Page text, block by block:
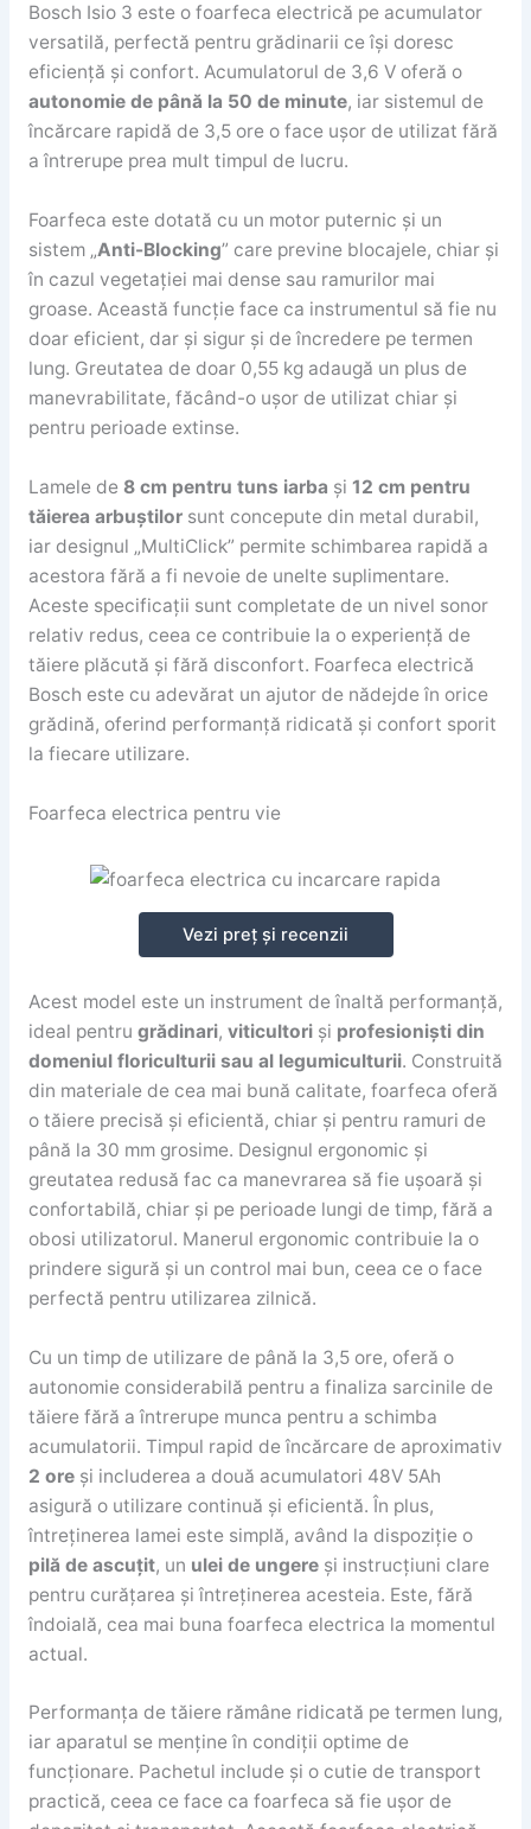
Bosch Isio 3 este o foarfeca electrică pe acumulator
versatilă, perfectă pentru grădinarii ce își doresc
eficiență și confort. Acumulatorul de 3,6 V oferă o
autonomie de până la 50 de minute, iar sistemul de
încărcare rapidă de 3,5 ore o face ușor de utilizat fără
a întrerupe prea mult timpul de lucru.
Foarfeca este dotată cu un motor puternic și un
sistem „Anti-Blocking” care previne blocajele, chiar și
în cazul vegetației mai dense sau ramurilor mai
groase. Această funcție face ca instrumentul să fie nu
doar eficient, dar și sigur și de încredere pe termen
lung. Greutatea de doar 0,55 kg adaugă un plus de
manevrabilitate, făcând-o ușor de utilizat chiar și
pentru perioade extinse.
Lamele de 8 cm pentru tuns iarba și 12 cm pentru
tăierea arbuștilorsunt concepute din metal durabil,
iar designul „MultiClick” permite schimbarea rapidă a
acestora fără a fi nevoie de unelte suplimentare.
Aceste specificații sunt completate de un nivel sonor
relativ redus, ceea ce contribuie la o experiență de
tăiere plăcută și fără disconfort. Foarfeca electrică
Bosch este cu adevărat un ajutor de nădejde în orice
grădină, oferind performanță ridicată și confort sporit
la fiecare utilizare.
Foarfeca electrica pentru vie
Vezi preț și recenzii
Acest model este un instrument de înaltă performanță,
ideal pentru grădinari, viticultoriși profesioniști din
domeniul floriculturii sau al legumiculturii. Construită
din materiale de cea mai bună calitate, foarfeca oferă
o tăiere precisă și eficientă, chiar și pentru ramuri de
până la 30 mm grosime. Designul ergonomic și
greutatea redusă fac ca manevrarea să fie ușoară și
confortabilă, chiar și pe perioade lungi de timp, fără a
obosi utilizatorul. Manerul ergonomic contribuie la o
prindere sigură și un control mai bun, ceea ce o face
perfectă pentru utilizarea zilnică.
Cu un timp de utilizare de până la 3,5 ore, oferă o
autonomie considerabilă pentru a finaliza sarcinile de
tăiere fără a întrerupe munca pentru a schimba
acumulatorii. Timpul rapid de încărcare de aproximativ
2 oreși includerea a două acumulatori 48V 5Ah
asigură o utilizare continuă și eficientă. În plus,
întreținerea lamei este simplă, având la dispoziție o
pilă de ascuțit, un ulei de ungereși instrucțiuni clare
pentru curățarea și întreținerea acesteia. Este, fără
îndoială, cea mai buna foarfeca electrica la momentul
actual.
Performanța de tăiere rămâne ridicată pe termen lung,
iar aparatul se menține în condiții optime de
funcționare. Pachetul include și o cutie de transport
practică, ceea ce face ca foarfeca să fie ușor de